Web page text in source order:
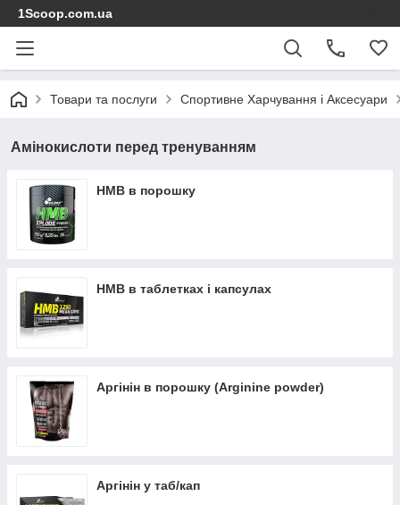
1Scoop.com.ua
Товари та послуги Спортивне Харчування і Аксесуари
Амінокислоти перед тренуванням
HMB в порошку
HMB в таблетках і капсулах
Аргінін в порошку (Arginine powder)
Аргінін у таб/кап